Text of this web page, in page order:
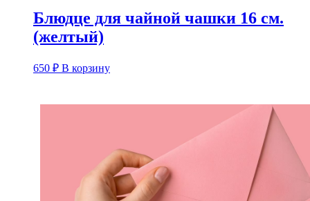
Блюдце для чайной чашки 16 см.
(желтый)
650 ₽ В корзину